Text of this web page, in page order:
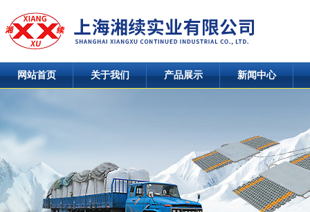
网站首页 关于我们 产品展示 新闻中心